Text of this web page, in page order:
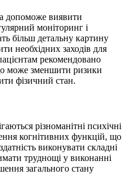
допоможе виявити
моніторинг і
більш детальну картину
необхідних заходів для
рекомендовано
може зменшити ризики
фізичний стан.
різноманітні психічні
когнітивних функцій, що
виконувати складні
труднощі у виконанні
загального стану